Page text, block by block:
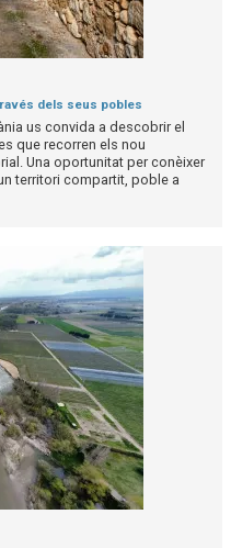
dels seus pobles
us convida a descobrir el
que recorren els nou
Una oportunitat per conèixer
territori compartit, poble a